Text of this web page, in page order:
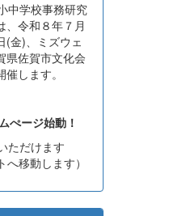
中学校事務研究
、令和８年７月
(金)、ミズウェ
県佐賀市文化会
します。
ぺージ始動！
ただけます
移動します）